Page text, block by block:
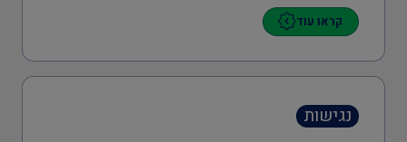
קראו עוד
נגישות